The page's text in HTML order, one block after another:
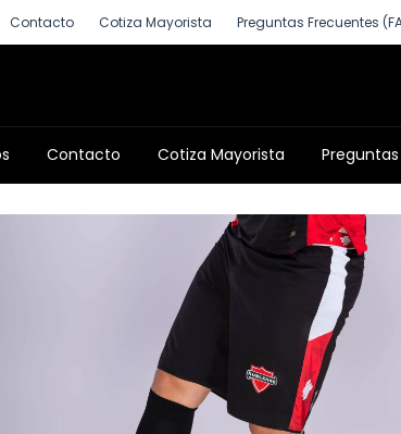
Contacto Cotiza Mayorista Preguntas Frecuentes
Contacto Cotiza Mayorista